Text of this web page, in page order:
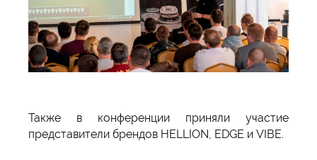
Также в конференции приняли участие
представители брендов HELLION, EDGE и VIBE.